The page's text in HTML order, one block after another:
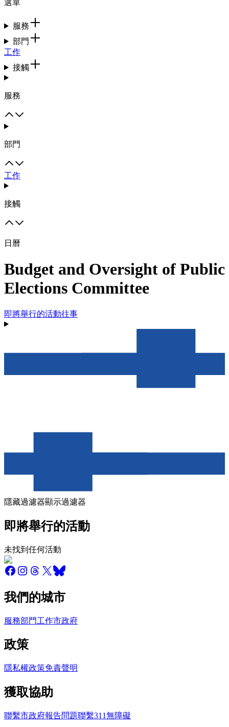
選單
服務
部門
工作
接觸
服務
部門
工作
接觸
日曆
Budget and Oversight of Public
Elections Committee
即將舉行的活動往事
隱藏過濾器顯示過濾器
即將舉行的活動
未找到任何活動
我們的城市
服務部門工作市政府
政策
隱私權政策免責聲明
獲取協助
聯繫市政府報告問題聯繫311無障礙